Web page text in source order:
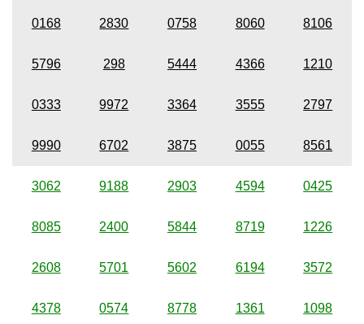
0168 2830 0758 8060 8106
5796 298 5444 4366 1210
0333 9972 3364 3555 2797
9990 6702 3875 0055 8561
3062 9188 2903 4594 0425
8085 2400 5844 8719 1226
2608 5701 5602 6194 3572
4378 0574 8778 1361 1098